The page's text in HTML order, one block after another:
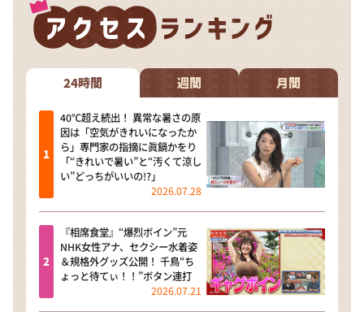
24時間 週間 月間
40℃超え続出！ 異常な暑さの原
因は「空気がきれいになったか
ら」専門家の指摘に眞鍋かをり
「“きれいで暑い”と“汚くて涼し
い”どっちがいいの!?」
2026.07.28
『相席食堂』“爆烈ボイン”元
NHK女性アナ、セクシー水着姿
＆規格外グッズ公開！ 千鳥“ち
ょっと待てぃ！！”ボタン連打
2026.07.21